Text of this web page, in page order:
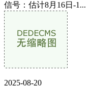
信号：估计8月16日-1...
2025-08-20